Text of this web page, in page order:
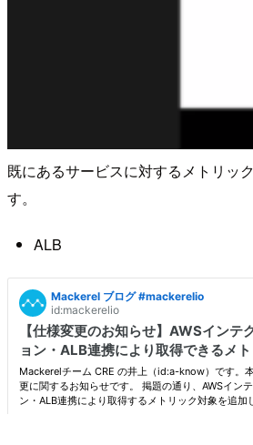
既にあるサービスに対するメトリッ
す。
ALB